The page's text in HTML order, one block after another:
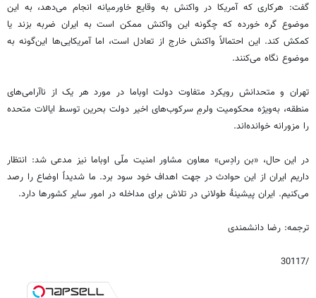
گفت: هرکاری که آمریکا در واکنش به وقایع خاورمیانه انجام می‌دهد، به این
موضوع گره خورده که چگونه این واکنش ممکن است به ایران ضربه بزند یا
کمکش کند. این احتمالاً واکنش خارج از تعادل است، اما آمریکایی‌ها این‌گونه به
موضوع نگاه می‌کنند.
تهران و متحدانش رویکرد متفاوت دولت اوباما در مورد هر یک از ناآرامی‌های
منطقه، به‌ویژه محکومیت ولرمِ سرکوب‌های اخیر دولت بحرین توسط ایالات متحده
را مزورانه خوانده‌اند.
در این حال، «بن رادِس» معاون مشاور امنیت ملّی اوباما نیز مدعی شد: انتظار
داریم ایران از این حوادث در جهت اهداف خود سود برد. ما شدیداً اوضاع را رصد
می‌کنیم. ایران پیشینۀ طولانی در تلاش برای مداخله در امور سایر کشورها دارد.
ترجمه: رضا دانشمندی
/30117